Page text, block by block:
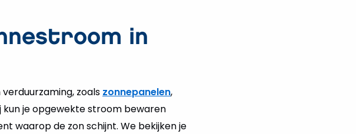
in
zoals zonnepanelen,
je opgewekte stroom bewaren
waarop de zon schijnt. We bekijken je